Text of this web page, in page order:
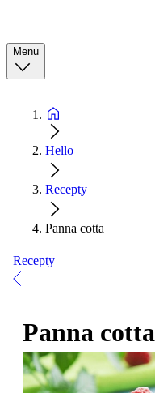
Menu
Hello
Recepty
Panna cotta
Recepty
Panna cotta